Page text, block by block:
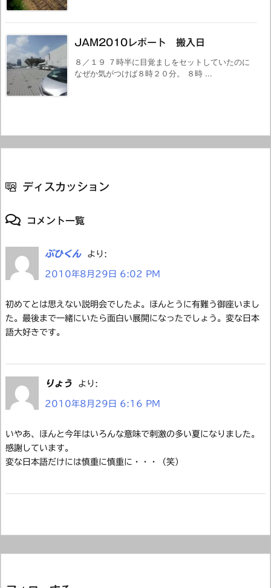
JAM2010レポート 搬入日
８／１９ ７時半に目覚ましをセットしていたのに
なぜか気がつけば８時２０分。 ８時 ...
ディスカッション
コメント一覧
ぶひくん より:
2010年8月29日 6:02 PM
初めてとは思えない説明会でしたよ。ほんとうに有難う御座いまし
た。最後まで一緒にいたら面白い展開になったでしょう。変な日本
語大好きです。
りょう より:
2010年8月29日 6:16 PM
いやあ、ほんと今年はいろんな意味で刺激の多い夏になりました。
感謝しています。
変な日本語だけには慎重に慎重に・・・（笑）